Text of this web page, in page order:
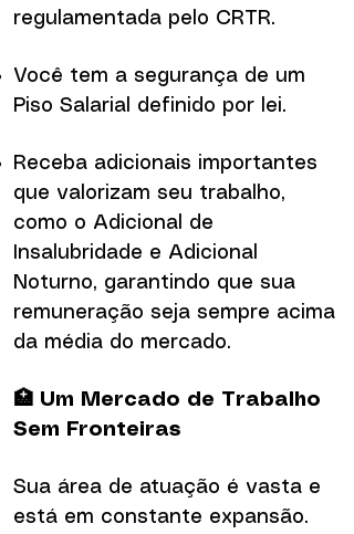
regulamentada pelo CRTR.
Você tem a segurança de um
Piso Salarial definido por lei.
Receba adicionais importantes
que valorizam seu trabalho,
como o Adicional de
Insalubridade e Adicional
Noturno, garantindo que sua
remuneração seja sempre acima
da média do mercado.
🏥 Um Mercado de Trabalho
Sem Fronteiras
Sua área de atuação é vasta e
está em constante expansão.